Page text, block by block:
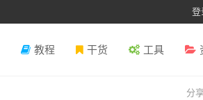
登
教程 干货 工具